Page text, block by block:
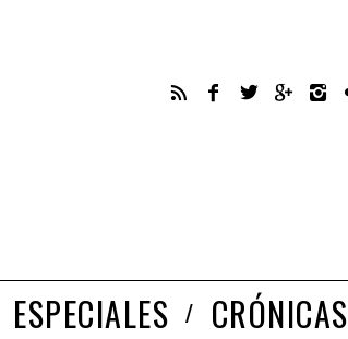
ESPECIALES CRÓNICAS